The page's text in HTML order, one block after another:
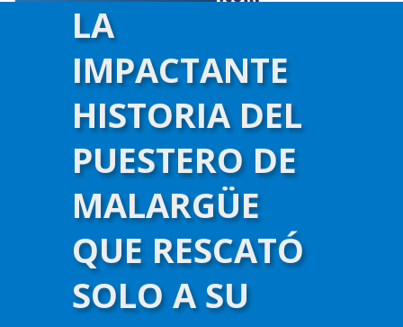
LA
IMPACTANTE
HISTORIA DEL
PUESTERO DE
MALARGÜE
QUE RESCATÓ
SOLO A SU